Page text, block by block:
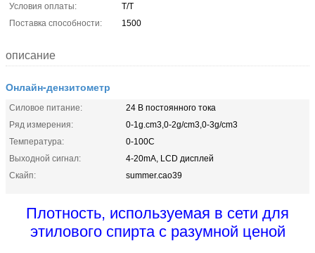
Условия оплаты:
T/T
Поставка способности:
1500
описание
Онлайн-дензитометр
Силовое питание:
24 В постоянного тока
Ряд измерения:
0-1g.cm3,0-2g/cm3,0-3g/cm3
Температура:
0-100C
Выходной сигнал:
4-20mA, LCD дисплей
Скайп:
summer.cao39
Плотность, используемая в сети для
этилового спирта с разумной ценой